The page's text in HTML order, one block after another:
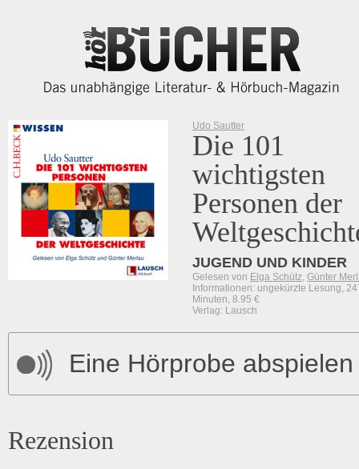
Udo Sautter
Die 101
wichtigsten
Personen der
JUGEND UND KINDER
Gelesen von Elga Schütz, Günter
Informationen: ungekürzte Lesung,
Minuten, 8.95 €
Verlag: Lausch
Eine Hörprobe abspielen
Rezension